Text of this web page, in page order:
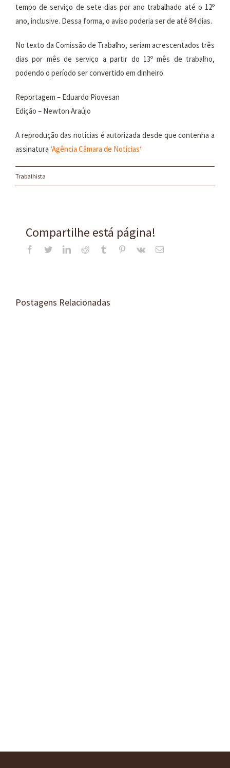
tempo de serviço de sete dias por ano trabalhado até o 12º
ano, inclusive. Dessa forma, o aviso poderia ser de até 84 dias.
No texto da Comissão de Trabalho, seriam acrescentados três
dias por mês de serviço a partir do 13º mês de trabalho,
podendo o período ser convertido em dinheiro.
Reportagem – Eduardo Piovesan
Edição – Newton Araújo
A reprodução das notícias é autorizada desde que contenha a
assinatura ‘Agência Câmara de Notícias‘
Trabalhista
Compartilhe está página!
Facebook
TwitterLinkedInReddit Tumblr Pinterest
Vk
E-
Postagens Relacionadas